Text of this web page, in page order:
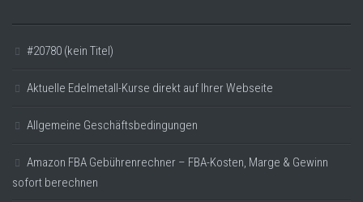
#20780 (kein Titel)
Aktuelle Edelmetall-Kurse direkt auf Ihrer Webseite
Allgemeine Geschäftsbedingungen
Amazon FBA Gebührenrechner – FBA-Kosten, Marge & Gewinn
sofort berechnen